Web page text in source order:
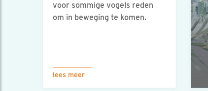
voor sommige vogels reden
om in beweging te komen.
lees meer